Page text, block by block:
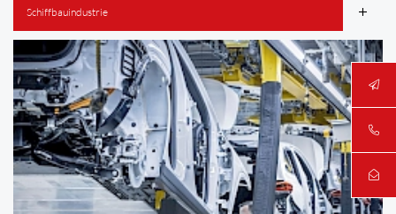
Schiffbauindustrie